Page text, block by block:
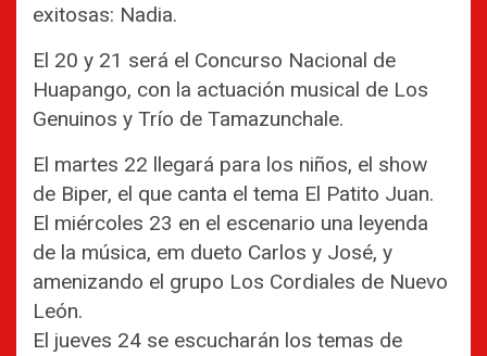
exitosas: Nadia.
El 20 y 21 será el Concurso Nacional de
Huapango, con la actuación musical de Los
Genuinos y Trío de Tamazunchale.
El martes 22 llegará para los niños, el show
de Biper, el que canta el tema El Patito Juan.
El miércoles 23 en el escenario una leyenda
de la música, em dueto Carlos y José, y
amenizando el grupo Los Cordiales de Nuevo
León.
El jueves 24 se escucharán los temas de